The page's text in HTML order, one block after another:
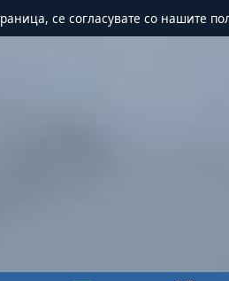
се согласувате со нашите